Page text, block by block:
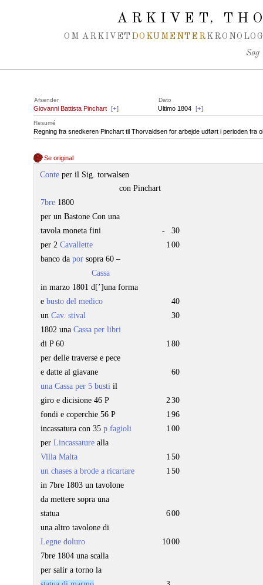
ARKIVET,
OM ARKIVET DOKUMENTER
Søg
Afsender Dato
Giovanni Battista Pinchart [+] Ultimo 1804 [+]
Resumé
Regning fra snedkeren Pinchart til Thorvaldsen for arbejde udført i perioden fra
Se original
Conte per il Sig. torwalsen
con Pinchart
7bre 1800
per un Bastone Con una
tavola moneta fini
-
30
per 2 Cavallette 1 00
banco da por sopra 60 –
Cassa
in marzo 1801 d[’]una forma
e busto del medico
40
un Cav. stival
30
1802 una Cassa per libri
di P 60
1 80
per delle traverse e pece
e datte al giavane
60
una Cassa per 5 busti il
giro e dicisione 46 P
230
fondi e coperchie 56 P
1 96
incassatura con 35 p fagioli 1 00
per Lincassature alla
Villa Malta
1 50
un chases a brode a ricartare
1 50
in 7bre 1803 un tavolone
da mettere sopra una
statua
600
una altro tavolone di
Legne doluro
1000
7bre 1804 una scalla
per salir a torno la